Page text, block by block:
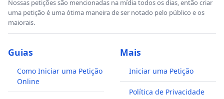
Nossas petições são mencionadas na mídia todos os dias, então criar
uma petição é uma ótima maneira de ser notado pelo público e os
maiorais.
Guias
Como Iniciar uma Petição
Online
Mais
Iniciar uma Petição
Política de Privacidade